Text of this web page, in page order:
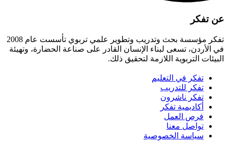
عن تفكر
تفكر مؤسسة بحث وتدريب وتطوير علمي تربوي تأسست عام 2008
في الأردن، تسعى لبناء الإنسان القادر على صناعة الحضارة، وتهيئة
البيئات التربوية اللازمة لتحقيق ذلك.
تفكر في التعليم
تفكر للتدريب
تفكر ناشرون
أكاديمية تفكر
فرص العمل
تواصل معنا
سياسة الخصوصية